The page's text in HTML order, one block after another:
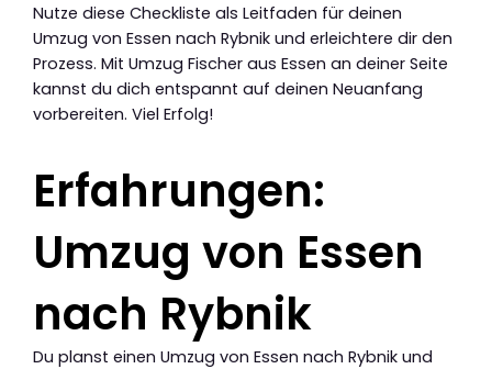
Nutze diese Checkliste als Leitfaden für deinen
Umzug von Essen nach Rybnik und erleichtere dir den
Prozess. Mit Umzug Fischer aus Essen an deiner Seite
kannst du dich entspannt auf deinen Neuanfang
vorbereiten. Viel Erfolg!
Erfahrungen:
Umzug von Essen
nach Rybnik
Du planst einen Umzug von Essen nach Rybnik und